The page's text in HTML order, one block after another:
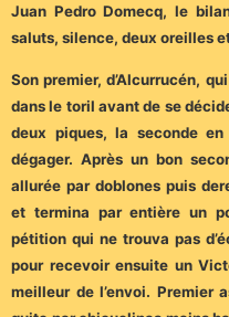
Juan Pedro Domecq, le
saluts, silence, deux oreilles
Son premier, d’Alcurrucén,
dans le toril avant de se
deux piques, la seconde en
dégager. Après un bon
allurée par doblones puis
et termina par entière un
pétition qui ne trouva pas
pour recevoir ensuite un
meilleur de l’envoi. Premier